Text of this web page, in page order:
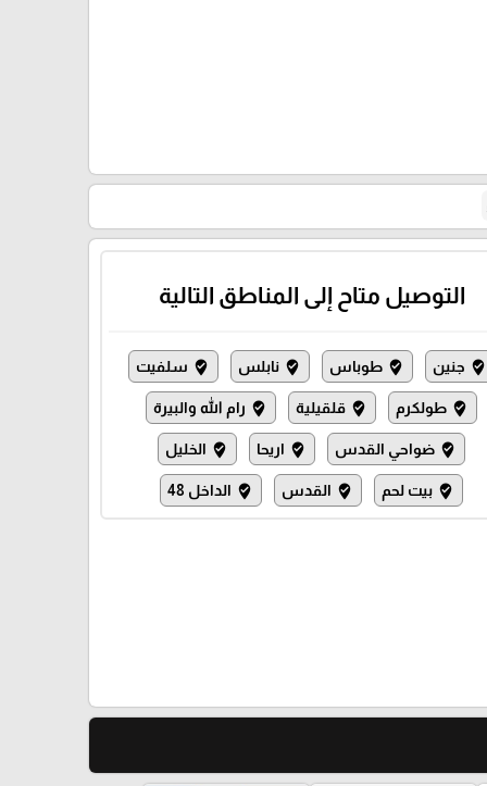
التوصيل متاح إلى المناطق التالية
where_to_vote جنين where_to_vote طوباس where_to_vote نابلس where_to_vote سلفيت
where_to_vote طولكرم where_to_vote قلقيلية where_to_vote رام الله والبيرة
where_to_vote ضواحي القدس where_to_vote اريحا where_to_vote الخليل
where_to_vote بيت لحم where_to_vote القدس where_to_vote الداخل 48